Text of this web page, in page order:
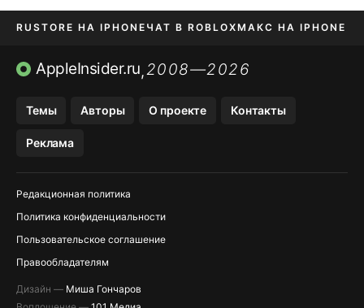
RUSTORE НА IPHONE ЧАТ В ROBLOXМАКС НА IPHONE
AVITO НА IPHONEВТБ ОНЛАЙН TIKTOK НА IPHONE
AppleInsider.ru,2008—2026
Темы Авторы О проекте Контакты
Реклама
Редакционная политика
Политика конфиденциальности
Пользовательское соглашение
Правообладателям
Дизайн — Миша Гончаров